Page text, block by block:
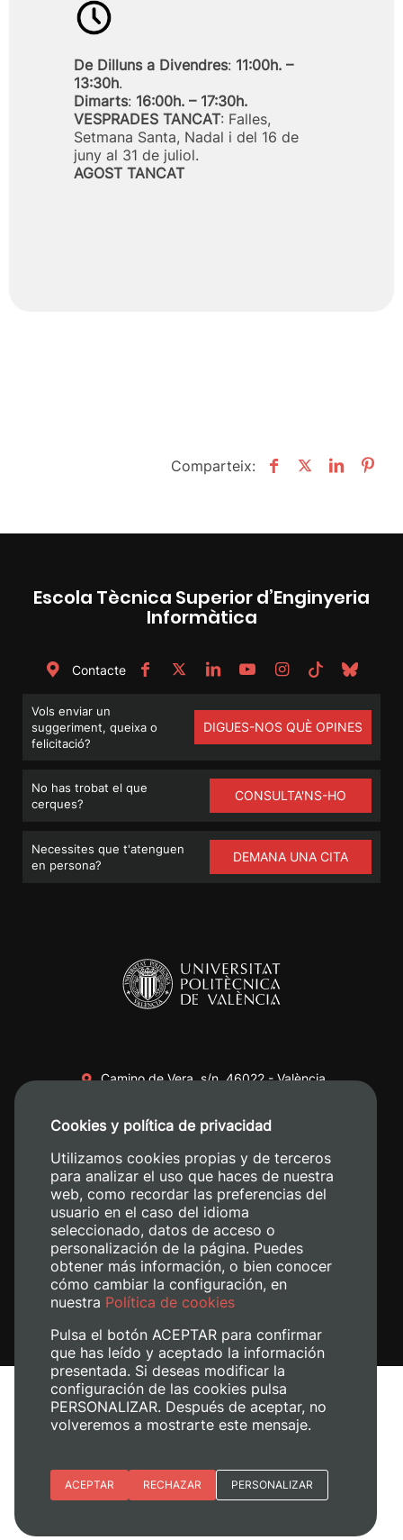
De Dilluns a Divendres: 11:00h. –
13:30h.
Dimarts: 16:00h. – 17:30h.
VESPRADES TANCAT: Falles,
Setmana Santa, Nadal i del 16 de
juny al 31 de juliol.
AGOST TANCAT
Comparteix:
Escola Tècnica Superior d’Enginyeria
Informàtica
Contacte
Vols enviar un
suggeriment, queixa o
felicitació?
DIGUES-NOS QUÈ OPINES
No has trobat el que
cerques?
CONSULTA'NS-HO
Necessites que t'atenguen
en persona?
DEMANA UNA CITA
Camino de Vera, s/n. 46022 - València
+34 620 04 00 50
Avís legal
Política de cookies
Gestiona les galetes
Cookies y política de privacidad
Utilizamos cookies propias y de terceros
para analizar el uso que haces de nuestra
web, como recordar las preferencias del
usuario en el caso del idioma
seleccionado, datos de acceso o
personalización de la página. Puedes
obtener más información, o bien conocer
cómo cambiar la configuración, en
nuestra Política de cookies
Pulsa el botón ACEPTAR para confirmar
que has leído y aceptado la información
presentada. Si deseas modificar la
configuración de las cookies pulsa
PERSONALIZAR. Después de aceptar, no
volveremos a mostrarte este mensaje.
Esenciales
ACEPTAR RECHAZAR PERSONALIZAR